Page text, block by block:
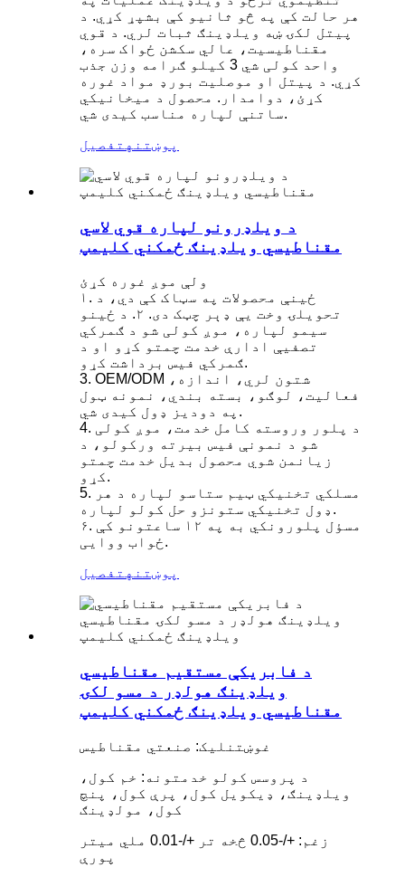
هر حالت کې په څو ثانیو کې بشپړ کړي. د
پیتل لکۍ ښه ویلډینګ ثبات لري. د قوي
مقناطیسیت، عالي سکشن ځواک سره،
واحد کولی شي 3 کیلو ګرامه وزن جذب
کړي. د پیتل او موصلیت بورډ مواد غوره
کړئ، دوامدار. محصول د میخانیکي
ساتنې لپاره مناسب کیدی شي.
پوښتنه تفصیل
د ویلډرونو لپاره قوي لاسي
مقناطیسي ویلډینګ ځمکني کلیمپ
ولې موږ غوره کړئ
۱. ځینې محصولات په سټاک کې دي، د
تحویلۍ وخت یې ډېر چټک دی. ۲. د ځینو
سیمو لپاره، موږ کولی شو د ګمرکي
تصفیې ادارې خدمت چمتو کړو او د
ګمرکي فیس برداشت کړو.
3. OEM/ODM شتون لري، اندازه،
فعالیت، لوګو، بسته بندي، نمونه ټول
په دودیز ډول کیدی شي.
4. د پلور وروسته کامل خدمت، موږ کولی
شو د نمونې فیس بیرته ورکولو، د
زیانمن شوي محصول بدیل خدمت چمتو
کړو.
5. مسلکي تخنیکي ټیم ستاسو لپاره د هر
ډول تخنیکي ستونزو حل کولو لپاره.
۶. مسؤل پلورونکي به په ۱۲ ساعتونو کې
ځواب ووایی.
پوښتنه تفصیل
د فابریکې مستقیم مقناطیسي
ویلډینګ هولډر د مسو لکۍ
مقناطیسي ویلډینګ ځمکني کلیمپ
غوښتنلیک: صنعتي مقناطیس
د پروسس کولو خدمتونه: خم کول،
ویلډینګ، ډیکویل کول، پرې کول، پنچ
کول، مولډینګ
زغم: +/-0.05 څخه تر +/-0.01 ملي میتر
پورې